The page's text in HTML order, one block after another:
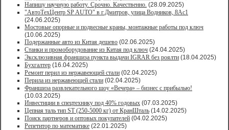
Напишу научную работу. Срочно. Качественно. (28.09.2025)
"АвтоТехЦентр SP AUTO" в г.Дмитров, улица Водников, 8Ас1
(24.06.2025)
Мостовые опорные и подвесные краны, монтажные работы под ключ
(10.06.2025)
Подержанные авто из Китая дешево (02.06.2025)
Станки и промоборудование из Китая под ключ (24.04.2025)
Эксклюзивная франшиза пункта выдачи IGRAR без роялти (18.04.2025)
Бухгалтер (16.04.2025)
Ремонт перил из нержавеющей стали (02.04.2025)
Перила из нержавеющей стали (02.04.2025)
Франшиза развлекательного шоу «Вечера» – бизнес с прибылью!
(10.03.2025)
Инвестиции в спецтехнику под 40% годовых (07.03.2025)
Цепная таль тип ST (250-5000 кг) от КранШталь (14.02.2025)
Поиск партнеров и оптовых покупателей (04.02.2025)
Репетитор по математике (22.01.2025)